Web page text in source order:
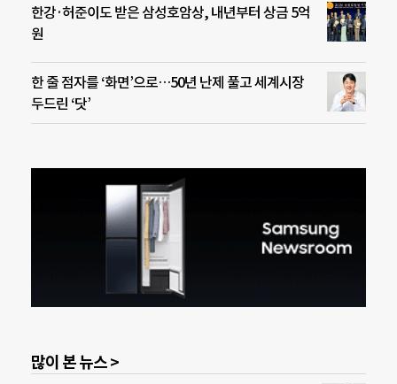
한강·허준이도 받은 삼성호암상, 내년부터 상금 5억
원
한 줄 점자를 ‘화면’으로…50년 난제 풀고 세계시장
두드린 ‘닷’
많이 본 뉴스 >